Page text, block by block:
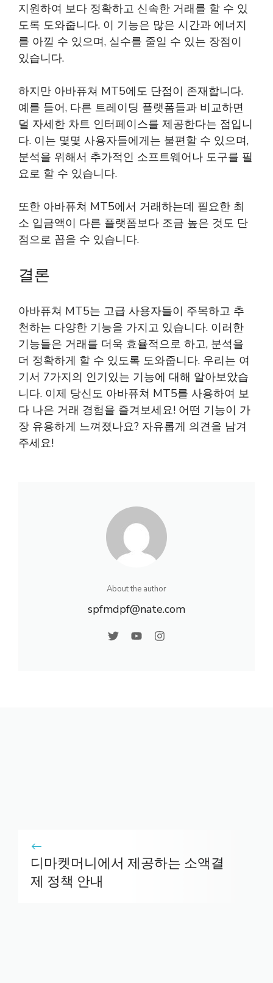
지원하여 보다 정확하고 신속한 거래를 할 수 있
도록 도와줍니다. 이 기능은 많은 시간과 에너지
를 아낄 수 있으며, 실수를 줄일 수 있는 장점이
있습니다.
하지만 아바퓨쳐 MT5에도 단점이 존재합니다.
예를 들어, 다른 트레이딩 플랫폼들과 비교하면
덜 자세한 차트 인터페이스를 제공한다는 점입니
다. 이는 몇몇 사용자들에게는 불편할 수 있으며,
분석을 위해서 추가적인 소프트웨어나 도구를 필
요로 할 수 있습니다.
또한 아바퓨쳐 MT5에서 거래하는데 필요한 최
소 입금액이 다른 플랫폼보다 조금 높은 것도 단
점으로 꼽을 수 있습니다.
결론
아바퓨쳐 MT5는 고급 사용자들이 주목하고 추
천하는 다양한 기능을 가지고 있습니다. 이러한
기능들은 거래를 더욱 효율적으로 하고, 분석을
더 정확하게 할 수 있도록 도와줍니다. 우리는 여
기서 7가지의 인기있는 기능에 대해 알아보았습
니다. 이제 당신도 아바퓨쳐 MT5를 사용하여 보
다 나은 거래 경험을 즐겨보세요! 어떤 기능이 가
장 유용하게 느껴졌나요? 자유롭게 의견을 남겨
주세요!
About the author
spfmdpf@nate.com
디마켓머니에서 제공하는 소액결
제 정책 안내